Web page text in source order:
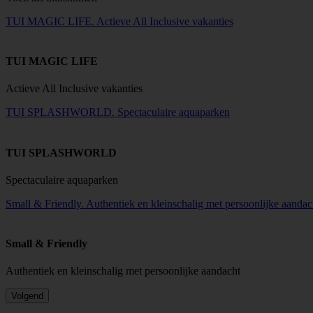
TUI MAGIC LIFE. Actieve All Inclusive vakanties
TUI MAGIC LIFE
Actieve All Inclusive vakanties
TUI SPLASHWORLD. Spectaculaire aquaparken
TUI SPLASHWORLD
Spectaculaire aquaparken
Small & Friendly. Authentiek en kleinschalig met persoonlijke
Small & Friendly
Authentiek en kleinschalig met persoonlijke aandacht
Volgend